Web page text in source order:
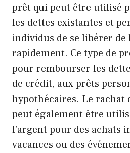
prêt qui peut être utilisé
les dettes existantes et
individus de se libérer de
rapidement. Ce type de
pour rembourser les
de crédit, aux prêts
hypothécaires. Le rachat
peut également être
l’argent pour des achats
vacances ou des